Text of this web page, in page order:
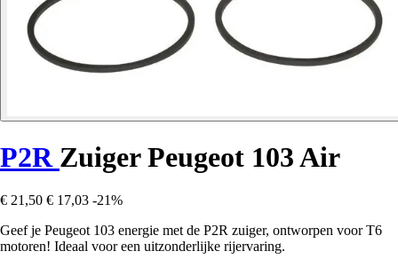
P2R Zuiger Peugeot 103 Air
€ 21,50 € 17,03 -21%
Geef je Peugeot 103 energie met de P2R zuiger, ontworpen voor T6
motoren! Ideaal voor een uitzonderlijke rijervaring.